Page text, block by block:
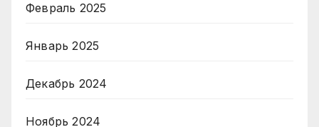
Февраль 2025
Январь 2025
Декабрь 2024
Ноябрь 2024